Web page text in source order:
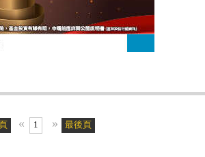
« 1 » 最後頁